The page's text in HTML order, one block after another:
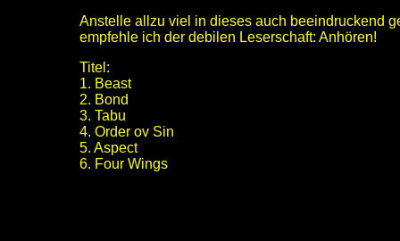
Anstelle allzu viel in dieses auch beeindruckend
empfehle ich der debilen Leserschaft: Anhören!
Titel:
1. Beast
2. Bond
3. Tabu
4. Order ov Sin
5. Aspect
6. Four Wings